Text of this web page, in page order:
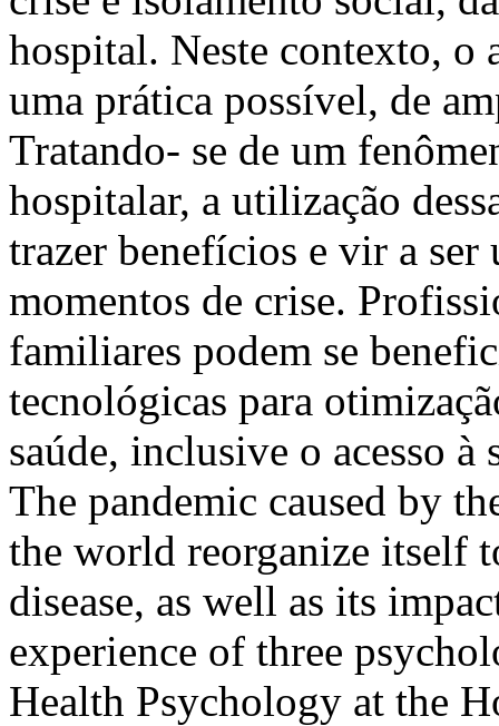
hospital. Neste contexto,
uma prática possível, de
Tratando- se de um
hospitalar, a utilização
trazer benefícios e vir a ser
momentos de crise.
familiares podem se
tecnológicas para
saúde, inclusive o acesso
The pandemic caused by
the world reorganize itself
disease, as well as its
experience of three
Health Psychology at the